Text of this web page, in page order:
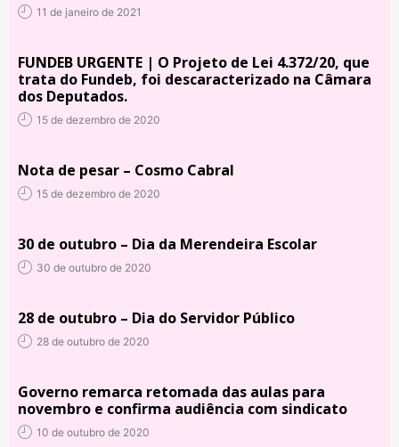
11 de janeiro de 2021
FUNDEB URGENTE | O Projeto de Lei 4.372/20, que
trata do Fundeb, foi descaracterizado na Câmara
dos Deputados.
15 de dezembro de 2020
Nota de pesar – Cosmo Cabral
15 de dezembro de 2020
30 de outubro – Dia da Merendeira Escolar
30 de outubro de 2020
28 de outubro – Dia do Servidor Público
28 de outubro de 2020
Governo remarca retomada das aulas para
novembro e confirma audiência com sindicato
10 de outubro de 2020